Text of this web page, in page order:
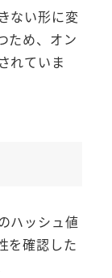
ない形に変
ため、オン
れていま
ハッシュ値
を確認した